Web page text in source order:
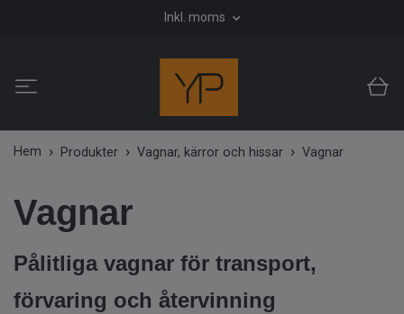
Inkl. moms
Hem Produkter Vagnar, kärror och hissar Vagnar
Vagnar
Pålitliga vagnar för transport,
förvaring och återvinning